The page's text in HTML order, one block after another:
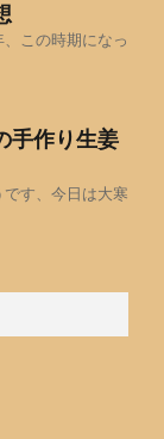
この時期になっ
手作り生姜
す、今日は大寒